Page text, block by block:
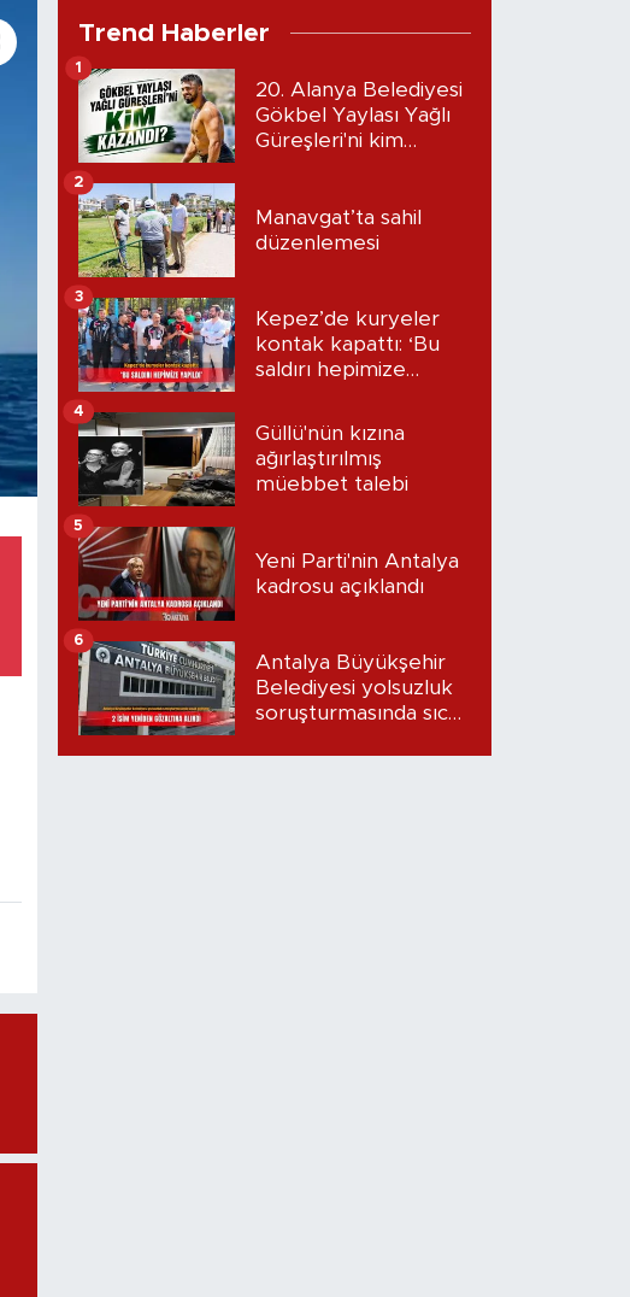
Trend Haberler
20. Alanya Belediyesi
Gökbel Yaylası Yağlı
Güreşleri'ni kim
1
Manavgat’ta sahil
düzenlemesi
2
Kepez’de kuryeler
kontak kapattı: ‘Bu
saldırı hepimize
3
Güllü'nün kızına
ağırlaştırılmış
müebbet talebi
4
Yeni Parti'nin Antalya
kadrosu açıklandı
5
Antalya Büyükşehir
Belediyesi yolsuzluk
soruşturmasında sıcak
6